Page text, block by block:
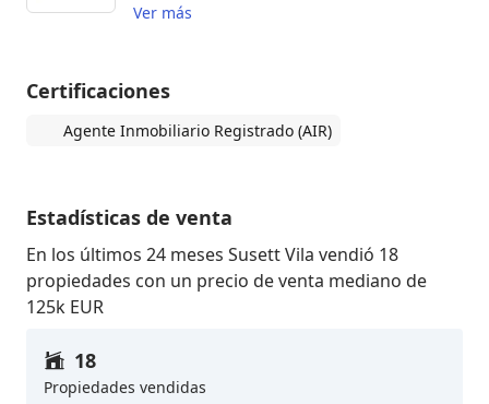
Ver más
Certificaciones
Agente Inmobiliario Registrado (AIR)
Estadísticas de venta
En los últimos 24 meses Susett Vila vendió 18
propiedades con un precio de venta mediano de
125k EUR
18
Propiedades vendidas